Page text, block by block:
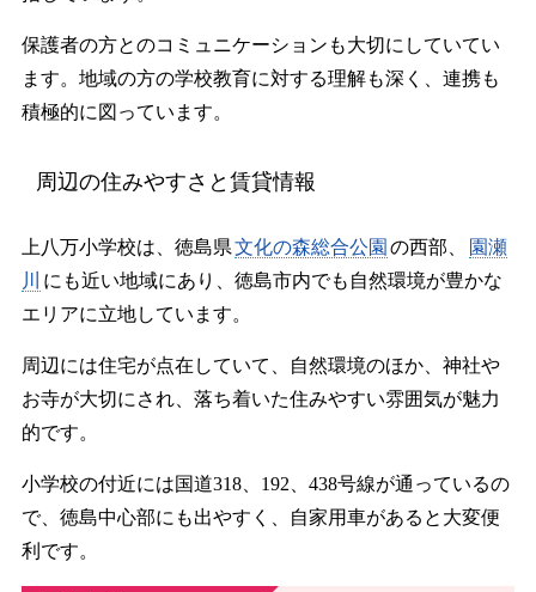
保護者の方とのコミュニケーションも大切にしていてい
ます。地域の方の学校教育に対する理解も深く、連携も
積極的に図っています。
周辺の住みやすさと賃貸情報
上八万小学校は、徳島県文化の森総合公園 の西部、
園瀬
川 にも近い地域にあり、徳島市内でも自然環境が豊かな
エリアに立地しています。
周辺には住宅が点在していて、自然環境のほか、神社や
お寺が大切にされ、落ち着いた住みやすい雰囲気が魅力
的です。
小学校の付近には国道318、192、438号線が通っているの
で、徳島中心部にも出やすく、自家用車があると大変便
利です。